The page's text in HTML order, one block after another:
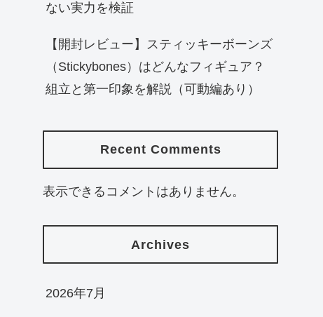
ない実力を検証
【開封レビュー】スティッキーボーンズ
（Stickybones）はどんなフィギュア？
組立と第一印象を解説（可動編あり）
Recent Comments
表示できるコメントはありません。
Archives
2026年7月